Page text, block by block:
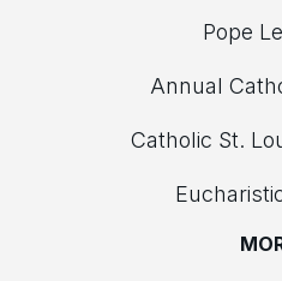
Pope
Annual
Catholic St.